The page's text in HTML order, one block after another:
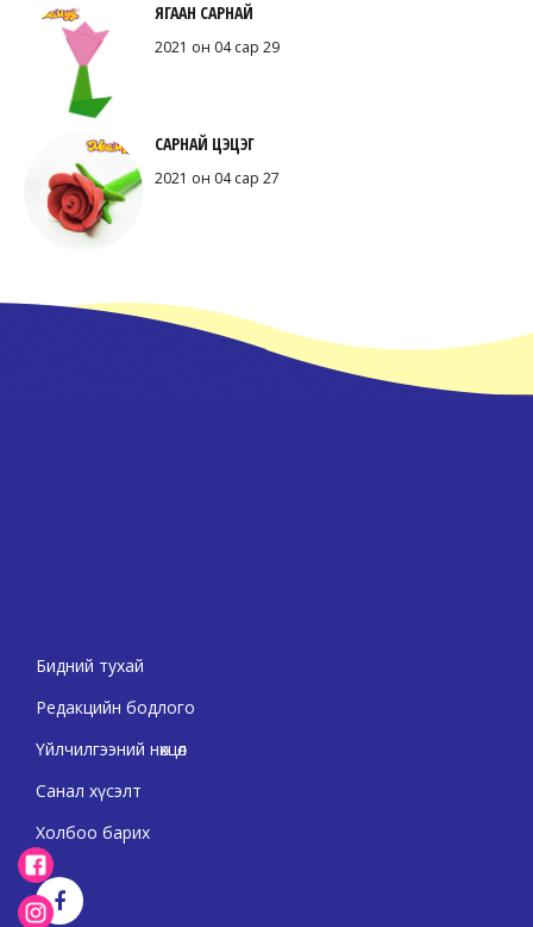
ЯГААН САРНАЙ
2021 он 04 сар 29
САРНАЙ ЦЭЦЭГ
2021 он 04 сар 27
Бидний тухай
Редакцийн бодлого
Үйлчилгээний нөхцөл
Санал хүсэлт
Холбоо барих